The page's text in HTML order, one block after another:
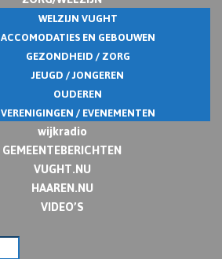
WELZIJN VUGHT
ACCOMODATIES EN GEBOUWEN
GEZONDHEID / ZORG
JEUGD / JONGEREN
OUDEREN
VERENIGINGEN / EVENEMENTEN
wijkradio
GEMEENTEBERICHTEN
VUGHT.NU
HAAREN.NU
VIDEO’S